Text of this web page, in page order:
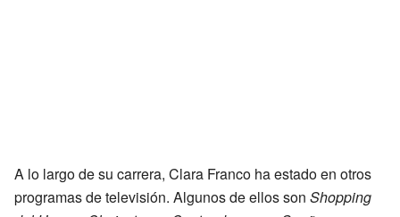
A lo largo de su carrera, Clara Franco ha estado en otros
programas de televisión. Algunos de ellos son Shopping